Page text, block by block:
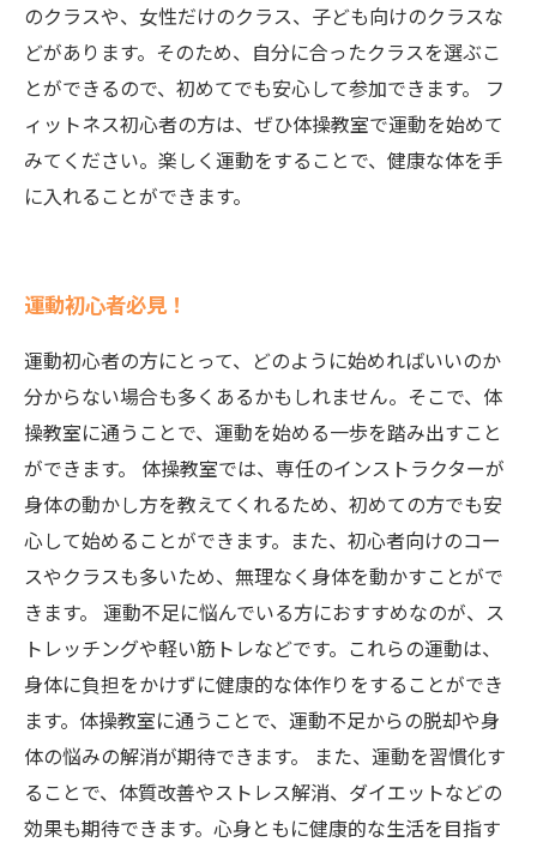
のクラスや、女性だけのクラス、子ども向けのクラスな
どがあります。そのため、自分に合ったクラスを選ぶこ
とができるので、初めてでも安心して参加できます。 フ
ィットネス初心者の方は、ぜひ体操教室で運動を始めて
みてください。楽しく運動をすることで、健康な体を手
に入れることができます。
運動初心者必見！
運動初心者の方にとって、どのように始めればいいのか
分からない場合も多くあるかもしれません。そこで、体
操教室に通うことで、運動を始める一歩を踏み出すこと
ができます。 体操教室では、専任のインストラクターが
身体の動かし方を教えてくれるため、初めての方でも安
心して始めることができます。また、初心者向けのコー
スやクラスも多いため、無理なく身体を動かすことがで
きます。 運動不足に悩んでいる方におすすめなのが、ス
トレッチングや軽い筋トレなどです。これらの運動は、
身体に負担をかけずに健康的な体作りをすることができ
ます。体操教室に通うことで、運動不足からの脱却や身
体の悩みの解消が期待できます。 また、運動を習慣化す
ることで、体質改善やストレス解消、ダイエットなどの
効果も期待できます。心身ともに健康的な生活を目指す